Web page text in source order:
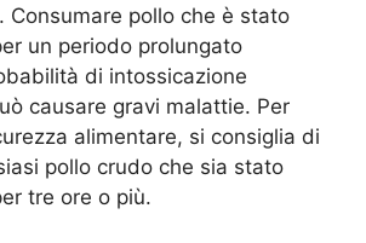
Consumare pollo che è stato
un periodo prolungato
di intossicazione
causare gravi malattie. Per
alimentare, si consiglia di
pollo crudo che sia stato
tre ore o più.